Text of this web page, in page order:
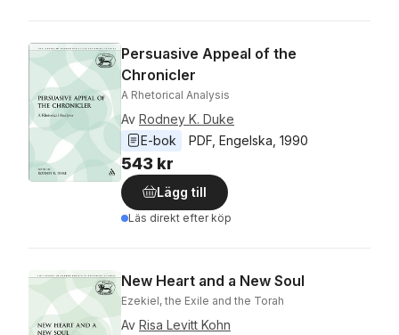
Persuasive Appeal of the
Chronicler
A Rhetorical Analysis
Av Rodney K. Duke
E-bok
PDF Engelska 1990
543 kr
Lägg till
Läs direkt efter köp
New Heart and a New Soul
Ezekiel, the Exile and the Torah
Av Risa Levitt Kohn